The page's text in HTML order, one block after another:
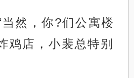
然，你?们公寓楼
鸡店，小裴总特别